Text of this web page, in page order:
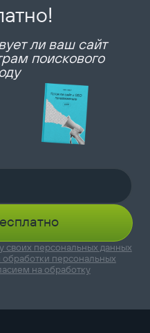
ли ваш сайт
поискового
своих персональных данных
персональных
на обработку